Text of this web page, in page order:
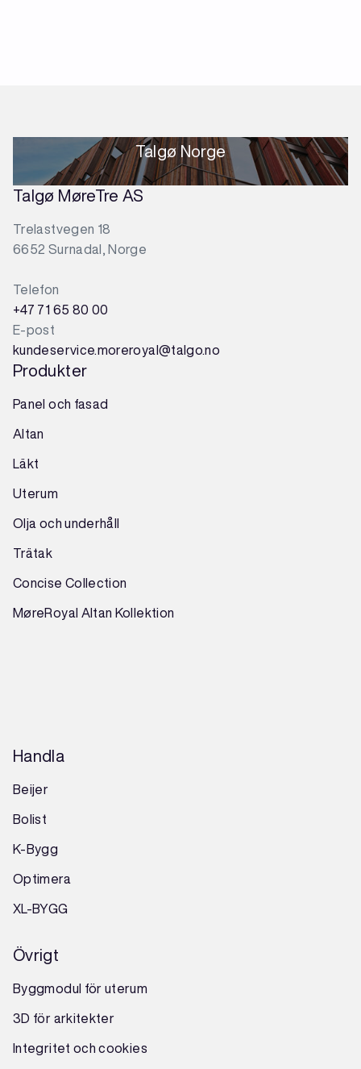
Talgø Norge
Talgø MøreTre AS
Trelastvegen 18
6652 Surnadal, Norge
Telefon
+47 71 65 80 00
E-post
kundeservice.moreroyal@talgo.no
Produkter
Panel och fasad
Altan
Läkt
Uterum
Olja och underhåll
Trätak
Concise Collection
MøreRoyal Altan Kollektion
Handla
Beijer
Bolist
K-Bygg
Optimera
XL-BYGG
Övrigt
Byggmodul för uterum
3D för arkitekter
Integritet och cookies